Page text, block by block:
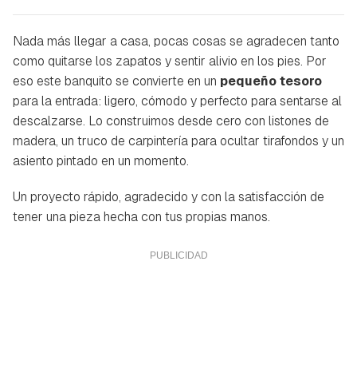
Nada más llegar a casa, pocas cosas se agradecen tanto
como quitarse los zapatos y sentir alivio en los pies. Por
eso este banquito se convierte en un pequeño tesoro
para la entrada: ligero, cómodo y perfecto para sentarse al
descalzarse. Lo construimos desde cero con listones de
madera, un truco de carpintería para ocultar tirafondos y un
asiento pintado en un momento.
Un proyecto rápido, agradecido y con la satisfacción de
tener una pieza hecha con tus propias manos.